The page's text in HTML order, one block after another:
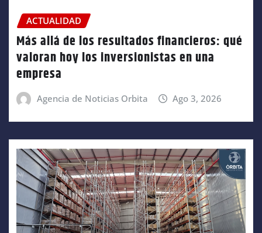
ACTUALIDAD
Más allá de los resultados financieros: qué
valoran hoy los inversionistas en una
empresa
Agencia de Noticias Orbita Ago 3, 2026